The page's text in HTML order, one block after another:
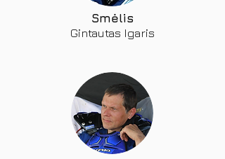
Smėlis
Gintautas Igaris